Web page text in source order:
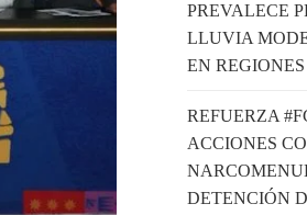
PREVALECE
LLUVIA
EN
REFUERZA
ACCIONES
DETENCIÓN